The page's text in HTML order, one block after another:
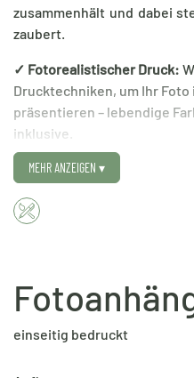
zusammenhält und dabei
zaubert.
✓ Fotorealistischer Druck:
Drucktechniken, um Ihr
präsentieren – lebendige
inklusive.
✓ Hochwertige Materialien:
eine langlebige Bildqualität
täglichen Gebrauch.
✓ Quadratisches Design:
✓ Individuell gestaltbar:
Familienfoto oder ein
persönlichen Schatz.
MEHR ANZEIGEN ▾
einseitig bedruckt